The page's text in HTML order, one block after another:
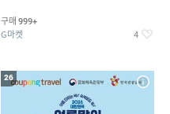
구매 999+
G마켓 4
26